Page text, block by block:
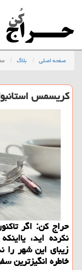
صفحه اصلی بلاگ
كریسمس
حراج كن: اگر
نكرده اید،
زیبای این شهر را
خاطره انگیزترین